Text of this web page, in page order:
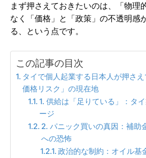
まず押さえておきたいのは、「物理
なく「価格」と「政策」の不透明感
る、という点です。
この記事の目次
タイで個人起業する日本人が押さ
価格リスク」の現在地
1. 供給は「足りている」：タ
ージ
2. パニック買いの真因：補助
への恐怖
政治的な制約：オイル基